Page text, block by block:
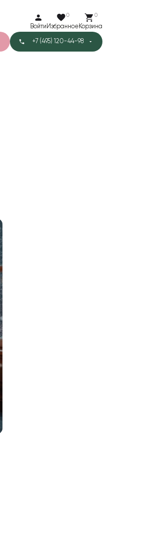
Войти
0
Избранное
0
Корзина
+7 (495) 120-44-98